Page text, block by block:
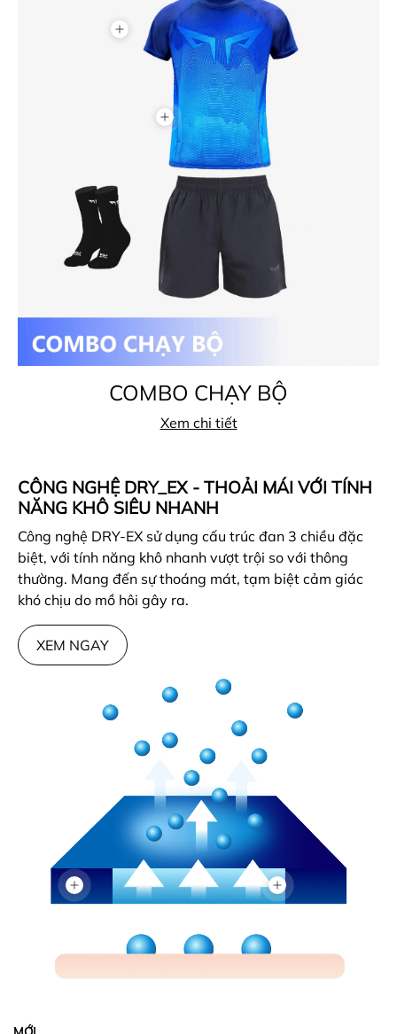
COMBO CHẠY BỘ
Xem chi tiết
CÔNG NGHỆ DRY_EX - THOẢI MÁI VỚI TÍNH
NĂNG KHÔ SIÊU NHANH
Công nghệ DRY-EX sử dụng cấu trúc đan 3 chiều đặc
biệt, với tính năng khô nhanh vượt trội so với thông
thường. Mang đến sự thoáng mát, tạm biệt cảm giác
khó chịu do mồ hôi gây ra.
XEM NGAY